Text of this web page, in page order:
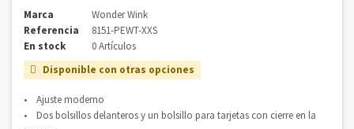
Marca
Wonder Wink
Referencia
8151-PEWT-XXS
En stock
0 Artículos
 Disponible con otras opciones
• Ajuste moderno
• Dos bolsillos delanteros y un bolsillo para tarjetas con cierre en la